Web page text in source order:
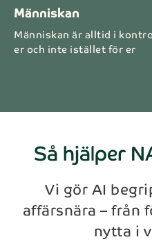
Människan
Människan är alltid i
er och inte istället för er
Så hjälper
Vi gör AI
affärsnära – från
nytta i